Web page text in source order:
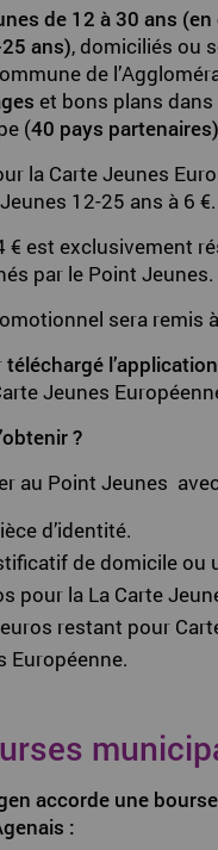
de 12 à 30 ans
ans), domiciliés ou
de
et bons plans
(40 pays partenaires)
la Carte Jeunes
12-25 ans à 6 €.
€ est exclusivement
par le Point Jeunes.
sera remis
téléchargé
Jeunes
?
au Point Jeunes
d’identité.
de domicile ou
pour la La Carte
restant pour
Européenne.
accorde une
: